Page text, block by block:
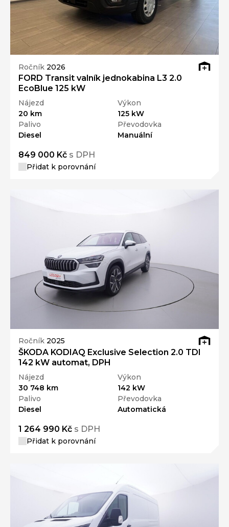
Ročník 2026
FORD Transit valník jednokabina L3 2.0
EcoBlue 125 kW
Nájezd
20 km
Výkon
125 kW
Palivo
Diesel
Převodovka
Manuální
849 000 Kč s DPH
Přidat k porovnání
Ročník 2025
ŠKODA KODIAQ Exclusive Selection 2.0 TDI
142 kW automat, DPH
Nájezd
30 748 km
Výkon
142 kW
Palivo
Diesel
Převodovka
Automatická
1 264 990 Kč s DPH
Přidat k porovnání